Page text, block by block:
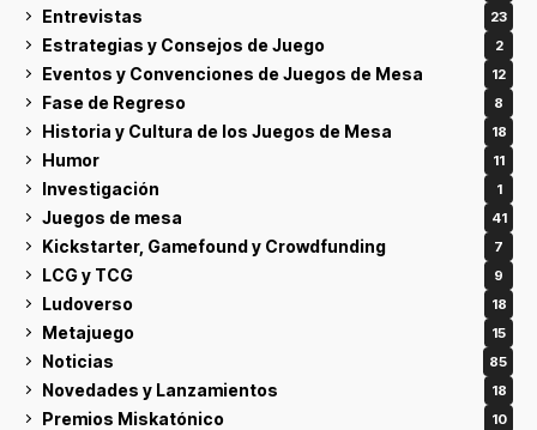
Entrevistas 23
Estrategias y Consejos de Juego 2
Eventos y Convenciones de Juegos de Mesa 12
Fase de Regreso 8
Historia y Cultura de los Juegos de Mesa 18
Humor 11
Investigación 1
Juegos de mesa 41
Kickstarter, Gamefound y Crowdfunding 7
LCG y TCG 9
Ludoverso 18
Metajuego 15
Noticias 85
Novedades y Lanzamientos 18
Premios Miskatónico 10